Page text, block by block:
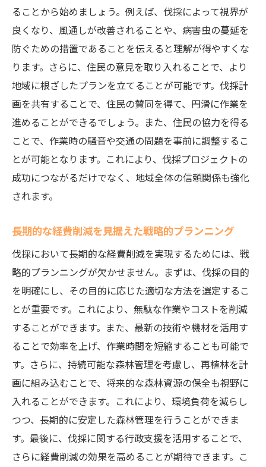
伐採における安全性についての質問集
伐採計画における地域コミュニケーション
の重要性
持続可能な森林管理を目指すための伐採経費見
直し戦略
持続可能な森林管理のための経費削減戦略
長期的な視点での伐採計画と予算管理
持続可能性を考慮した伐採技術の選定
地域住民との協働による森林管理
伐採プロジェクトにおける持続可能な資源
鹿児島市の自然環境に配慮した持続可能な
ることから始めましょう。例えば、伐採によって視界が
良くなり、風通しが改善されることや、病害虫の蔓延を
防ぐための措置であることを伝えると理解が得やすくな
ります。さらに、住民の意見を取り入れることで、より
地域に根ざしたプランを立てることが可能です。伐採計
画を共有することで、住民の賛同を得て、円滑に作業を
進めることができるでしょう。また、住民の協力を得る
ことで、作業時の騒音や交通の問題を事前に調整するこ
とが可能となります。これにより、伐採プロジェクトの
成功につながるだけでなく、地域全体の信頼関係も強化
されます。
長期的な経費削減を見据えた戦略的プランニング
伐採において長期的な経費削減を実現するためには、戦
略的プランニングが欠かせません。まずは、伐採の目的
を明確にし、その目的に応じた適切な方法を選定するこ
とが重要です。これにより、無駄な作業やコストを削減
することができます。また、最新の技術や機材を活用す
ることで効率を上げ、作業時間を短縮することも可能で
す。さらに、持続可能な森林管理を考慮し、再植林を計
画に組み込むことで、将来的な森林資源の保全も視野に
入れることができます。これにより、環境負荷を減らし
つつ、長期的に安定した森林管理を行うことができま
す。最後に、伐採に関する行政支援を活用することで、
さらに経費削減の効果を高めることが期待できます。こ